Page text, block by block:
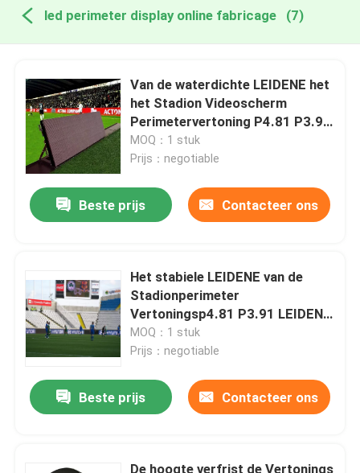
led perimeter display online fabricage (7)
Van de waterdichte LEIDENE het
het Stadion Videoscherm
Perimetervertoning P4.81 P3.91
P2.064
MOQ：1 stuk
Prijs：negotiable
Beste prijs Contacteer ons
Het stabiele LEIDENE van de
Stadionperimeter
Vertoningsp4.81 P3.91 LEIDENE
Perimeterscherm
MOQ：1 stuk
Prijs：negotiable
Beste prijs Contacteer ons
De hoogte verfrist de Vertonings